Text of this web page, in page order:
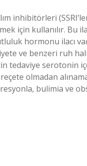
inhibitörleri
için kullanılır. Bu
hormonu ilacı
ve benzeri ruh
tedaviye serotonin
olmadan
bulimia ve